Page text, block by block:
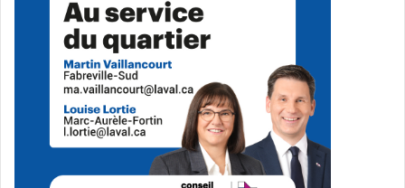
le site principal du parc était bondé
de lavallois de tous âges, vêtus de bleu et de blanc et
prêts à danser au rythme de la musique
d’artistes québécois tels que Claudia Bouvette, Laura
Niquay, Martha Wainwright, Pierre
Kwenders, Hologramme et bien plus encore! Le spectacle
a d’abord débuté par un beau
discours de notre maire, M. Stéphane Boyer, qui s’est lui-